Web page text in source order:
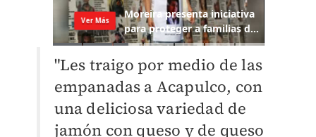
"Les traigo por medio de las
empanadas a Acapulco, con
una deliciosa variedad de
jamón con queso y de queso